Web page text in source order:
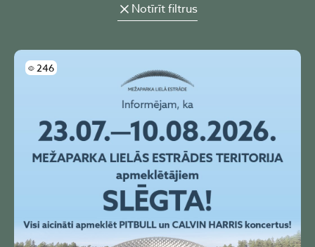
Notīrīt filtrus
246
Skatījumi